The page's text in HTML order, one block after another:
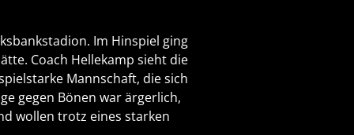
Im Hinspiel ging
Coach Hellekamp sieht die
Mannschaft, die sich
gegen Bönen war ärgerlich,
wollen trotz eines starken